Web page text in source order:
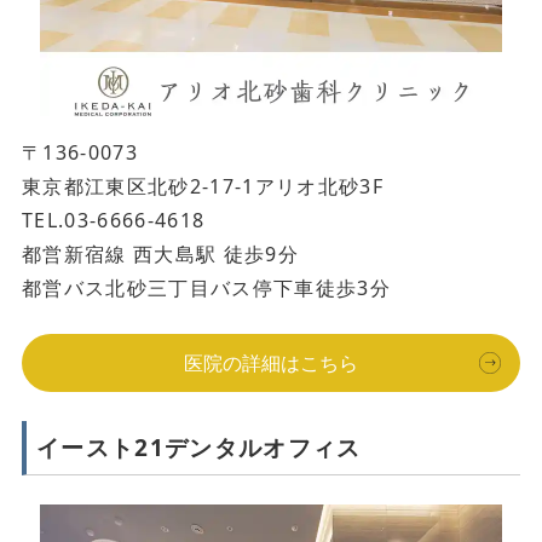
〒136-0073
東京都江東区北砂2-17-1アリオ北砂3F
TEL.03-6666-4618
都営新宿線 西大島駅 徒歩9分
都営バス北砂三丁目バス停下車徒歩3分
医院の詳細はこちら
イースト21デンタルオフィス